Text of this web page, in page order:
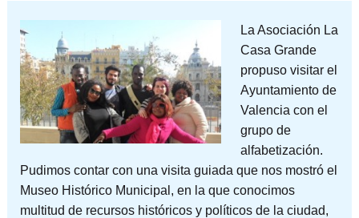
La Asociación La
Casa Grande
propuso visitar el
Ayuntamiento de
Valencia con el
grupo de
alfabetización.
Pudimos contar con una visita guiada que nos mostró el
Museo Histórico Municipal, en la que conocimos
multitud de recursos históricos y políticos de la ciudad,